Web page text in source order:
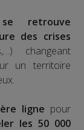
retrouve
des crises
changeant
un territoire
ligne pour
les 50 000